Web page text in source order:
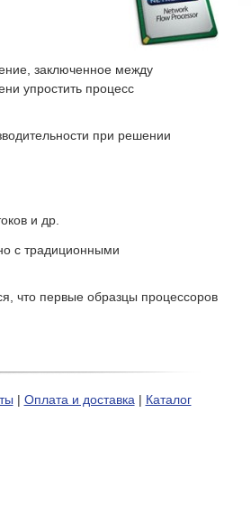
заключенное между
упростить процесс
при решении
и др.
с традиционными
что первые образцы процессоров
| Оплата и доставка | Каталог